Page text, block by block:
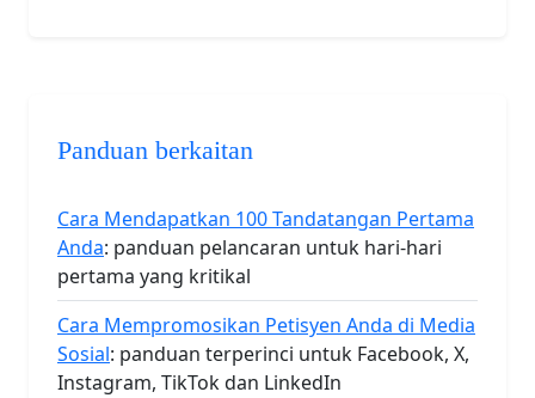
Panduan berkaitan
Cara Mendapatkan 100 Tandatangan Pertama
Anda: panduan pelancaran untuk hari-hari
pertama yang kritikal
Cara Mempromosikan Petisyen Anda di Media
Sosial: panduan terperinci untuk Facebook, X,
Instagram, TikTok dan LinkedIn